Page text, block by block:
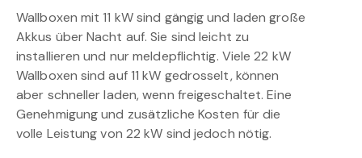
Wallboxen mit 11 kW sind gängig und laden große
Akkus über Nacht auf. Sie sind leicht zu
installieren und nur meldepflichtig. Viele 22 kW
Wallboxen sind auf 11 kW gedrosselt, können
aber schneller laden, wenn freigeschaltet. Eine
Genehmigung und zusätzliche Kosten für die
volle Leistung von 22 kW sind jedoch nötig.